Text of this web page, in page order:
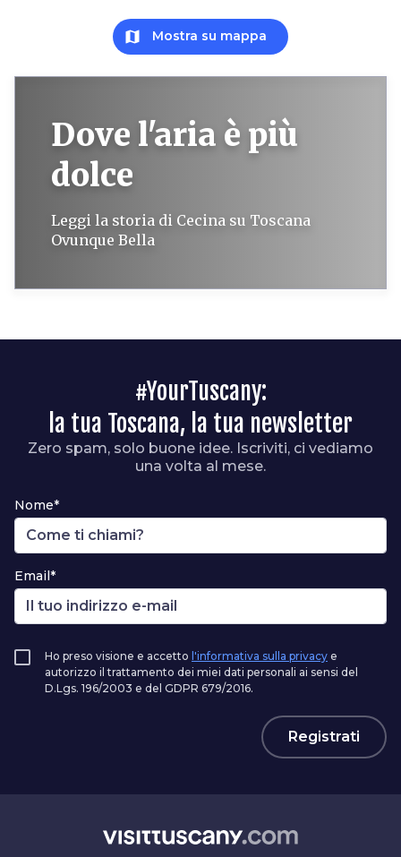
map Mostra su mappa
Dove l'aria è più
dolce
Leggi la storia di Cecina su Toscana
Ovunque Bella
#YourTuscany:
la tua Toscana, la tua newsletter
Zero spam, solo buone idee. Iscriviti, ci vediamo
una volta al mese.
Nome*
Email*
Ho preso visione e accetto l'informativa sulla privacy e
autorizzo il trattamento dei miei dati personali ai sensi del
D.Lgs. 196/2003 e del GDPR 679/2016.
Registrati